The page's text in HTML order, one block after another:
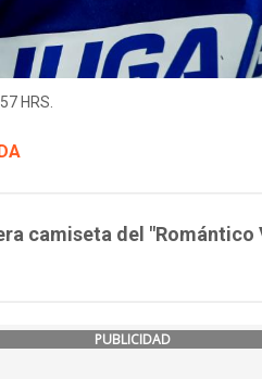
HRS.
camiseta del "Romántico
PUBLICIDAD